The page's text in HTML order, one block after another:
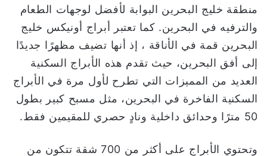
منطقة خليج البحرين البوابة لأفضل لوجهات الطعام
والترفيه في البحرين. كما تعتبر أبراج أونيكس خليج
البحرين قمة في الأناقة ، إذ أنها تضيف مظهرًا جديدًا
إلى أفق البحرين، حيث تقدم هذه الأبراج السكنية
العديد من المميزات التي تطرح لأول مرة في الأبراج
السكنية الفاخرة في البحرين، مثل مسبح كبير بطول
50 مترًا وحدائق داخلية ونادٍ حصري للمقيمين فقط.
وتحتوي الأبراج على أكثر من 700 شقة تتكون من